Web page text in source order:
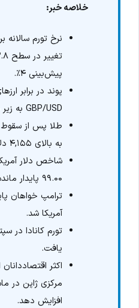
خلاصه خبر:
نرخ تورم سالانه
پیش‌بینی ۴٪.
پوند در برابر
GBP/USD به زیر ۱.۳۳۵۰ سقوط کرد.
به بالای ۴,۱۵۵ دلار بازگشت.
شاخص دلار
۹۹.۰۰ پایدار مانده است.
ترامپ خواهان
آمریکا شد.
یافت.
اکثر اقتصاددانان
مرکزی ژاپن در
افزایش دهد.